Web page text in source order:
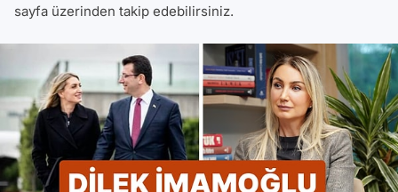
sayfa üzerinden takip edebilirsiniz.